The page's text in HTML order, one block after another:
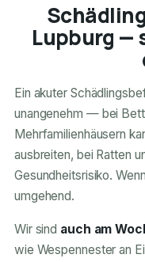
Lupburg —
Ein akuter
unangenehm — bei
Mehrfamilienhäusern
ausbreiten, bei Ratten
Gesundheitsrisiko.
umgehend.
Wir sind auch am
wie Wespennester an